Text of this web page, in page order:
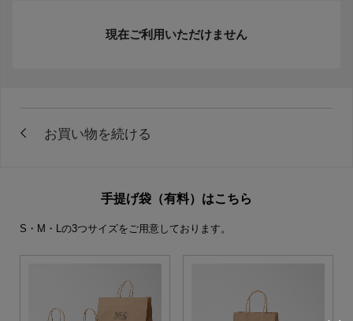
現在ご利用いただけません
手提げ袋（有料）はこちら
S・M・Lの3つサイズをご用意しております。